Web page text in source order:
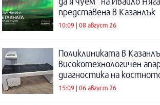
представена в Казанлък
10:09 | 08 август 26
Поликлиниката в
високотехнологичен
диагностика на
15:09 | 06 август 26